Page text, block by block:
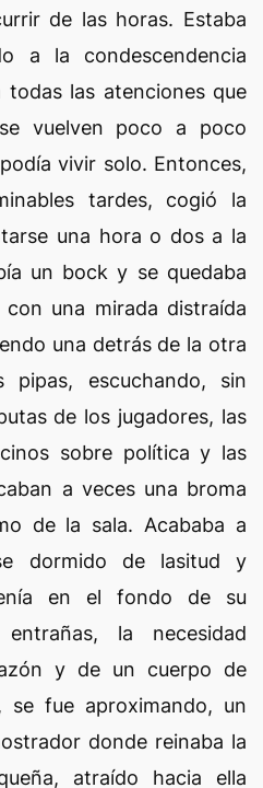
de las horas. Estaba
a la condescendencia
las atenciones que
vuelven poco a poco
vivir solo. Entonces,
tardes, cogió la
una hora o dos a la
un bock y se quedaba
una mirada distraída
una detrás de la otra
escuchando, sin
de los jugadores, las
sobre política y las
a veces una broma
de la sala. Acababa a
dormido de lasitud y
en el fondo de su
la necesidad
y de un cuerpo de
se fue aproximando, un
donde reinaba la
atraído hacia ella